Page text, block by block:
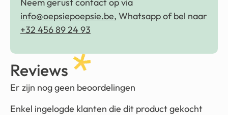
info@oepsiepoepsie.be, Whatsapp of bel naar
+32 456 89 24 93
Reviews
Er zijn nog geen beoordelingen
Enkel ingelogde klanten die dit product gekocht